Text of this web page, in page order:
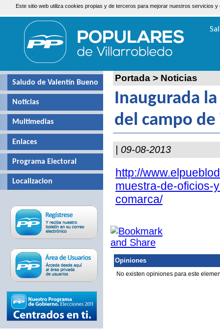
Este sitio web utiliza cookies propias y de terceros para mejorar nuestros servicios
Portada > Noticias
Inaugurada
del campo
| 09-08-2013
http://
muestra-de-oficios-
comarca/
Opiniones
No existen opiniones para este
Saludo de Valentín Bueno
Noticias
Multimedias
Enlaces
Programa Electoral
Localizacion
Viernes, 7 de Agosto de 2026